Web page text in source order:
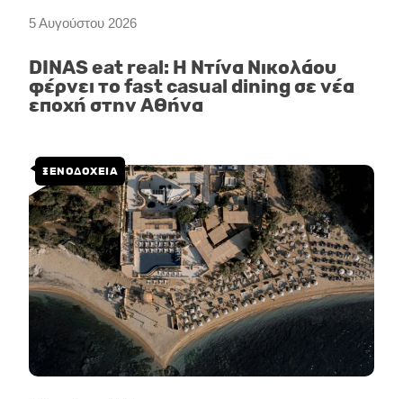
5 Αυγούστου 2026
DINAS eat real: Η Ντίνα Νικολάου
φέρνει το fast casual dining σε νέα
εποχή στην Αθήνα
ΞΕΝΟΔΟΧΕΙΑ